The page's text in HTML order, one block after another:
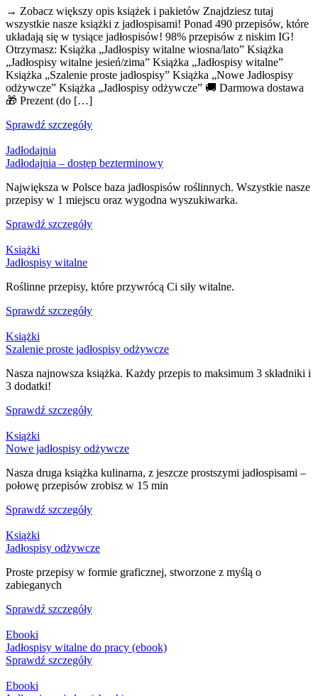
→ Zobacz większy opis książek i pakietów Znajdziesz tutaj
wszystkie nasze książki z jadłospisami! Ponad 490 przepisów, które
układają się w tysiące jadłospisów! 98% przepisów z niskim IG!
Otrzymasz: Książka „Jadłospisy witalne wiosna/lato” Książka
„Jadłospisy witalne jesień/zima” Książka „Jadłospisy witalne”
Książka „Szalenie proste jadłospisy” Książka „Nowe Jadłospisy
odżywcze” Książka „Jadłospisy odżywcze” 🚚 Darmowa dostawa
🎁 Prezent (do […]
Sprawdź szczegóły
Jadłodajnia
Jadłodajnia – dostęp bezterminowy
Największa w Polsce baza jadłospisów roślinnych. Wszystkie nasze
przepisy w 1 miejscu oraz wygodna wyszukiwarka.
Sprawdź szczegóły
Książki
Jadłospisy witalne
Roślinne przepisy, które przywrócą Ci siły witalne.
Sprawdź szczegóły
Książki
Szalenie proste jadłospisy odżywcze
Nasza najnowsza książka. Każdy przepis to maksimum 3 składniki i
3 dodatki!
Sprawdź szczegóły
Książki
Nowe jadłospisy odżywcze
Nasza druga książka kulinarna, z jeszcze prostszymi jadłospisami –
połowę przepisów zrobisz w 15 min
Sprawdź szczegóły
Książki
Jadłospisy odżywcze
Proste przepisy w formie graficznej, stworzone z myślą o
zabieganych
Sprawdź szczegóły
Ebooki
Jadłospisy witalne do pracy (ebook)
Sprawdź szczegóły
Ebooki